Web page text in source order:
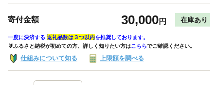
寄付金額 30,000円 在庫あり
一度に決済する 返礼品数は３つ以内を推奨しております。
🔰ふるさと納税が初めての方、詳しく知りたい方はこちらでご確認ください。
仕組みについて知る 上限額を調べる